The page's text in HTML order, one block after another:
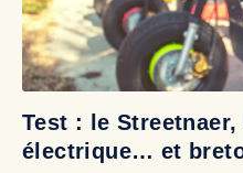
Test : le
électrique… et